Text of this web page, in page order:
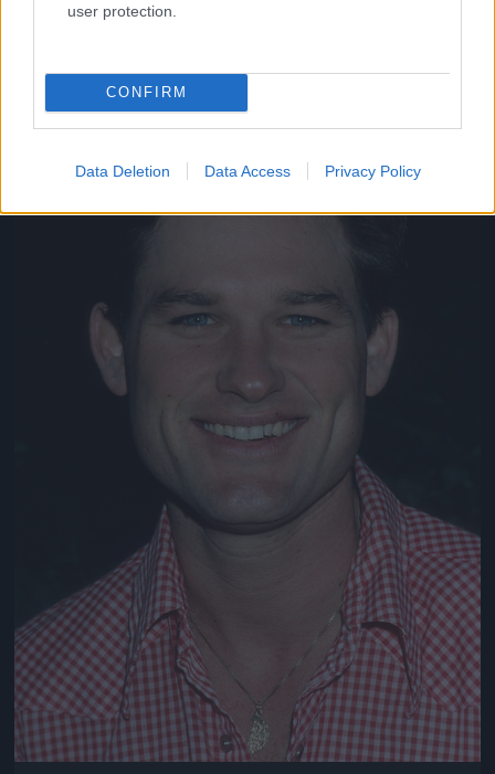
user protection.
CONFIRM
Data Deletion Data Access Privacy Policy
Jön még kép!